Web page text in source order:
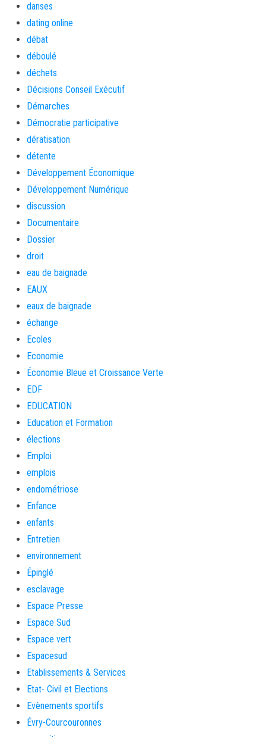
danses
dating online
débat
déboulé
déchets
Décisions Conseil Exécutif
Démarches
Démocratie participative
dératisation
détente
Développement Économique
Développement Numérique
discussion
Documentaire
Dossier
droit
eau de baignade
EAUX
eaux de baignade
échange
Ecoles
Economie
Économie Bleue et Croissance Verte
EDF
EDUCATION
Education et Formation
élections
Emploi
emplois
endométriose
Enfance
enfants
Entretien
environnement
Épinglé
esclavage
Espace Presse
Espace Sud
Espace vert
Espacesud
Etablissements & Services
Etat- Civil et Elections
Evènements sportifs
Évry-Courcouronnes